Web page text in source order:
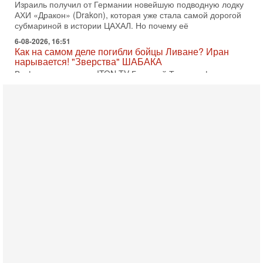
Израиль получил от Германии новейшую подводную лодку
АХИ «Дракон» (Drakon), которая уже стала самой дорогой
субмариной в истории ЦАХАЛ. Но почему её
6-08-2026, 16:51
Как на самом деле погибли бойцы Ливане? Иран
нарывается! "Зверства" ШАБАКА
В эфире телеканала ITON-TV Григорий Тамар, офицер